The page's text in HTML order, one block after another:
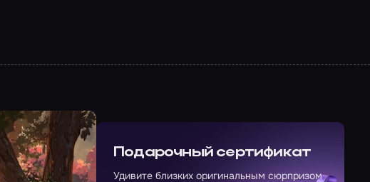
Подарочный сертификат
Удивите близких оригинальным сюрпризом